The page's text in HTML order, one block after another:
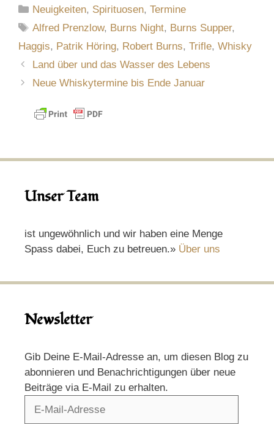
Kategorien
Neuigkeiten, Spirituosen,Termine
Schlagwörter
Alfred Prenzlow, Burns Night, Burns Supper,
Haggis, Patrik Höring, Robert Burns, Trifle, Whisky
Land über und das Wasser des Lebens
Neue Whiskytermine bis Ende Januar
Unser Team
ist ungewöhnlich und wir haben eine Menge
Spass dabei, Euch zu betreuen.» Über uns
Newsletter
Gib Deine E-Mail-Adresse an, um diesen Blog zu
abonnieren und Benachrichtigungen über neue
Beiträge via E-Mail zu erhalten.